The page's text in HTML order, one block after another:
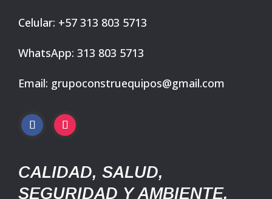
Celular: +57 313 803 5713
WhatsApp: 313 803 5713
Email: grupoconstruequipos@gmail.com
CALIDAD, SALUD,
SEGURIDAD Y AMBIENTE.